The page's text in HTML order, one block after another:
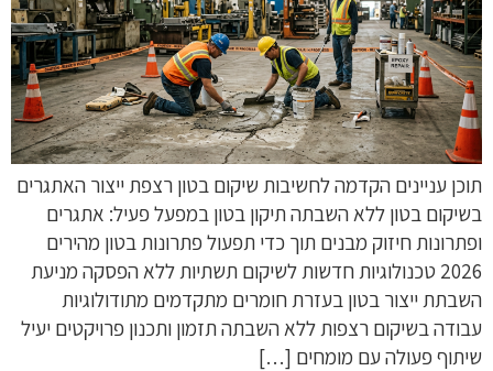
תוכן עניינים הקדמה לחשיבות שיקום בטון רצפת ייצור האתגרים
בשיקום בטון ללא השבתה תיקון בטון במפעל פעיל: אתגרים
ופתרונות חיזוק מבנים תוך כדי תפעול פתרונות בטון מהירים
2026 טכנולוגיות חדשות לשיקום תשתיות ללא הפסקה מניעת
השבתת ייצור בטון בעזרת חומרים מתקדמים מתודולוגיות
עבודה בשיקום רצפות ללא השבתה תזמון ותכנון פרויקטים יעיל
שיתוף פעולה עם מומחים […]